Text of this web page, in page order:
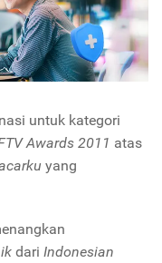
untuk kategori
Awards 2011 atas
yang
dari Indonesian